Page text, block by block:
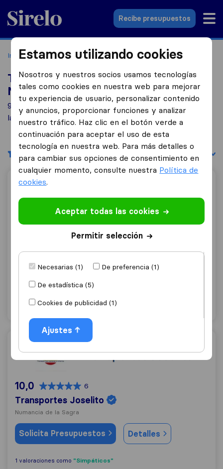
Sirelo.es
Recibe presupuestos
Inicio Empresas de mudanzas Numancia de la Sagra
Top 10 empresas de mudanzas en
Numancia de la Sagra
9 empresas de mudanzas encontradas en Numancia de
la Sagra
Filtrar Ordenar por:
Ceymar Mudanzas
141
Solicita Presupuestos
2 valoraciones como "Profesional"
Transportes Joselito
10,0 6
Transportes Joselito
Numancia de la Sagra
Solicita Presupuestos Detalles
1 valoraciones como "Simpáticos"
Estamos utilizando cookies
Nosotros y nuestros socios usamos tecnologías
tales como cookies en nuestra web para mejorar
tu experiencia de usuario, personalizar contenido
y anuncios, proporcionar funciones y analizar
nuestro tráfico. Haz clic en el botón verde a
continuación para aceptar el uso de esta
tecnología en nuestra web. Para más detalles o
para cambiar sus opciones de consentimiento en
cualquier momento, consulte nuestra Política de
cookies.
Aceptar todas las cookies
Permitir selección
Necesarias (1)
De preferencia (1)
De estadística (5)
Cookies de publicidad (1)
Ajustes